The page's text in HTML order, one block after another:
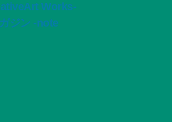
Works-
ジン -note